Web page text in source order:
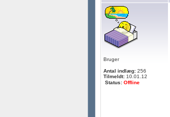
Bruger
Antal indlæg: 256
Tilmeldt: 10.01.12
Status: Offline